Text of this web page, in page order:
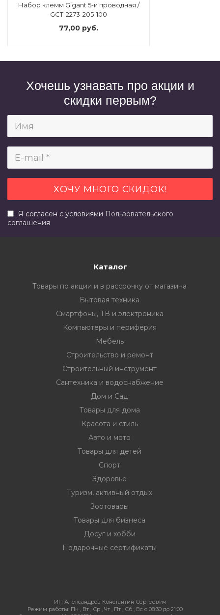
Набор клемм Gigant 5-и проводная /
GCT-2273-205-100
77,00 руб.
Хочешь узнавать про акции и
скидки первым?
Я согласен с условиями Пользовательского
соглашения
Каталог
Товары по акции и в рассрочку от магазина
Бытовая техника
Смартфоны, ТВ и электроника
Компьютеры и периферия
Мебель
Строительство и ремонт
Строительный инструмент
Сантехника и водоснабжение
Дом и Сад
Товары для дома
Красота и стиль
Авто и мото
Товары для детей
Спорт
Здоровье
Туризм, активный отдых
Зоотовары
Товары для бизнеса
Досуг и хобби
Подарочные сертификаты
ИП Александров Константин Сергеевич
Режим работы: Пн , Вт , Ср , Чт , Пт , Сб , Вс c 08:30 до 21:00